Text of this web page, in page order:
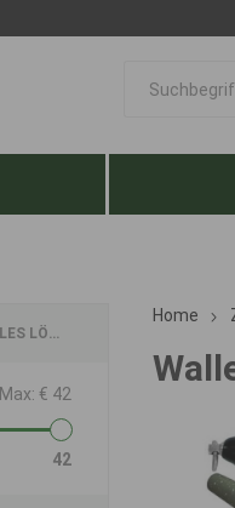
Home
ALLES LÖSCHEN
Max: € 42
42